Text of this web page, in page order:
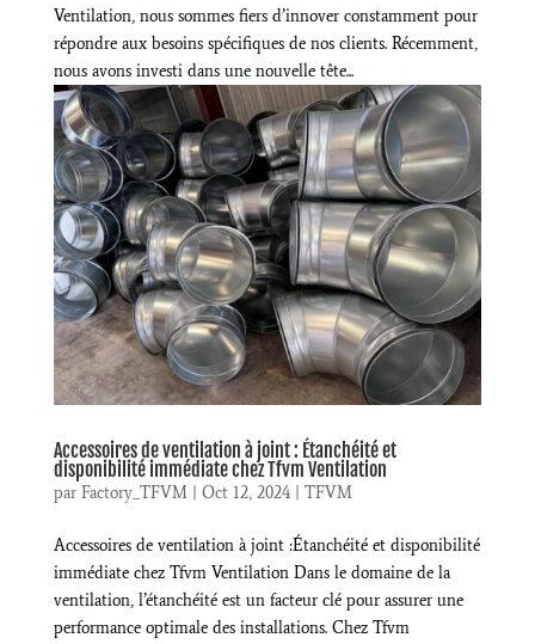
Ventilation, nous sommes fiers d’innover constamment pour
répondre aux besoins spécifiques de nos clients. Récemment,
nous avons investi dans une nouvelle tête...
Accessoires de ventilation à joint : Étanchéité et
disponibilité immédiate chez Tfvm Ventilation
par Factory_TFVM| Oct 12, 2024| TFVM
Accessoires de ventilation à joint :Étanchéité et disponibilité
immédiate chez Tfvm Ventilation Dans le domaine de la
ventilation, l’étanchéité est un facteur clé pour assurer une
performance optimale des installations. Chez Tfvm